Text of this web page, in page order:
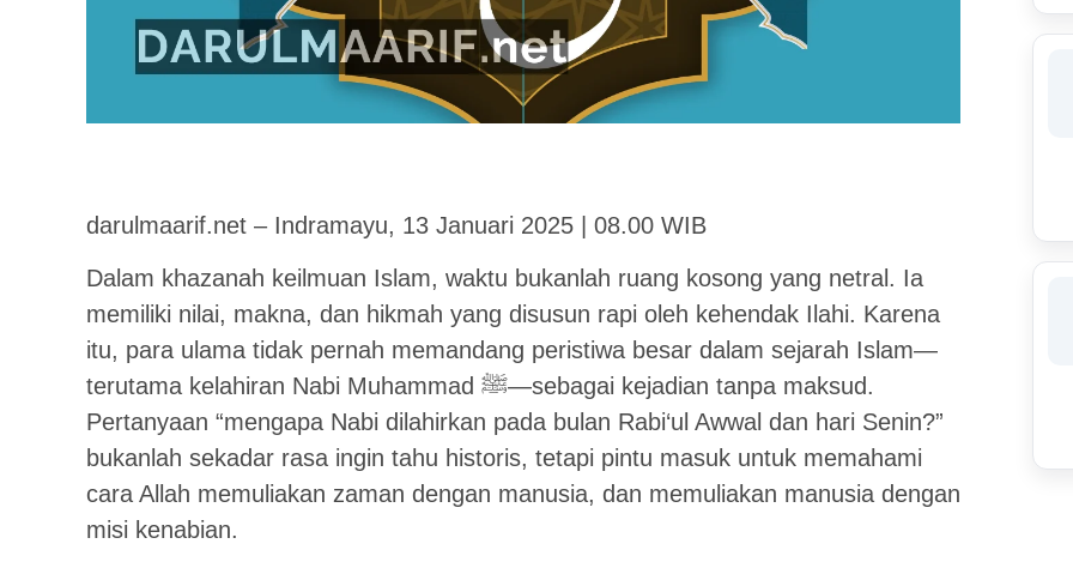
darulmaarif.net – Indramayu, 13 Januari 2025 | 08.00 WIB
Dalam khazanah keilmuan Islam, waktu bukanlah ruang kosong yang netral. Ia
memiliki nilai, makna, dan hikmah yang disusun rapi oleh kehendak Ilahi. Karena
itu, para ulama tidak pernah memandang peristiwa besar dalam sejarah Islam—
terutama kelahiran Nabi Muhammad ﷺ—sebagai kejadian tanpa maksud.
Pertanyaan “mengapa Nabi dilahirkan pada bulan Rabi‘ul Awwal dan hari Senin?”
bukanlah sekadar rasa ingin tahu historis, tetapi pintu masuk untuk memahami
cara Allah memuliakan zaman dengan manusia, dan memuliakan manusia dengan
misi kenabian.